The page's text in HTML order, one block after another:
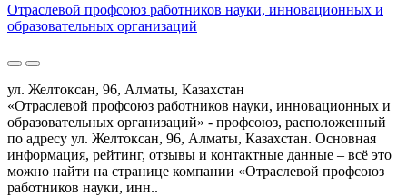
Отраслевой профсоюз работников науки, инновационных и
образовательных организаций
ул. Желтоксан, 96, Алматы, Казахстан
«Отраслевой профсоюз работников науки, инновационных и
образовательных организаций» - профсоюз, расположенный
по адресу ул. Желтоксан, 96, Алматы, Казахстан. Основная
информация, рейтинг, отзывы и контактные данные – всё это
можно найти на странице компании «Отраслевой профсоюз
работников науки, инн..